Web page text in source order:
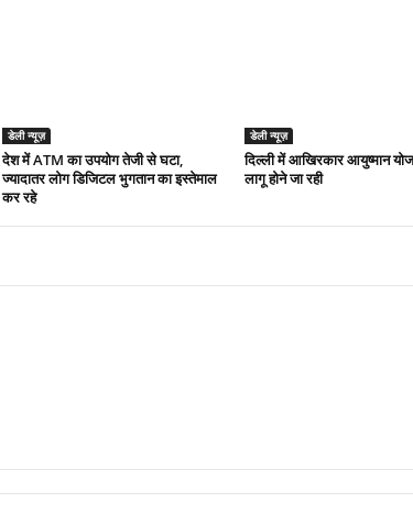
डेली न्यूज़
देश में ATM का उपयोग तेजी से घटा,
ज्यादातर लोग डिजिटल भुगतान का इस्तेमाल
कर रहे
डेली न्यूज़
द‍िल्‍ली में आख‍िरकार आयुष्‍मान
लागू होने जा रही